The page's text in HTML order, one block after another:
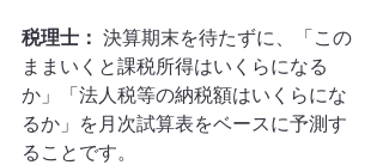
税理士： 決算期末を待たずに、「この
ままいくと課税所得はいくらになる
か」「法人税等の納税額はいくらにな
るか」を月次試算表をベースに予測す
ることです。